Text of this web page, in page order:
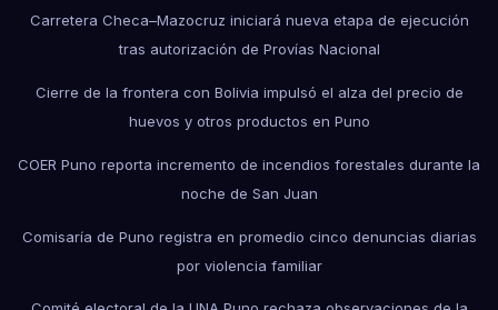
Carretera Checa–Mazocruz iniciará nueva etapa de ejecución
tras autorización de Provías Nacional
Cierre de la frontera con Bolivia impulsó el alza del precio de
huevos y otros productos en Puno
COER Puno reporta incremento de incendios forestales durante la
noche de San Juan
Comisaría de Puno registra en promedio cinco denuncias diarias
por violencia familiar